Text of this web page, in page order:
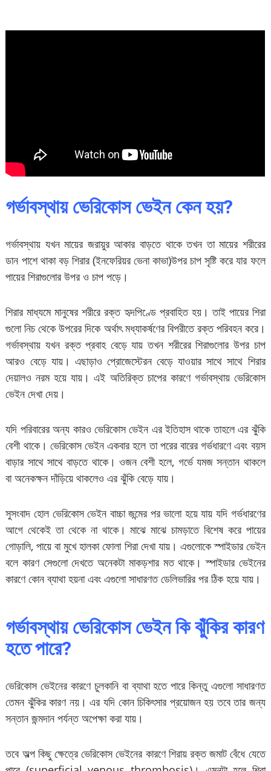
গর্ভাবস্থায় ভেরিকোস ভেইন কেন হয়?
গর্ভাবস্থায় যখন মায়ের জরায়ুর আকার বাড়তে থাকে তখন তা মায়ের শরীরের
ডান পাশে থাকা বড় শিরার (ইনফেরিয়র ভেনা কাভা)উপর চাপ সৃষ্টি করে যার ফলে
পায়ের শিরাগুলোর উপর ও চাপ পড়ে।
শিরার মাধ্যমে মানুষের শরীরে রক্ত হৃদপিণ্ডে প্রবাহিত হয়। তাই পায়ের শিরা
গুলো নিচ থেকে উপরের দিকে অর্থাৎ মধ্যাকর্ষণের বিপরীতে রক্ত পরিবহন করে।
গর্ভাবস্থায় যখন রক্ত প্রবাহ বেড়ে যায় তখন শরীরের শিরাগুলোর উপর চাপ
আরও বেড়ে যায়। এছাড়াও প্রোজেস্টেরন বেড়ে যাওয়ার সাথে সাথে শিরার
দেয়ালও নরম হয়ে যায়। এই অতিরিক্ত চাপের কারণে গর্ভাবস্থায় ভেরিকোস
ভেইন দেখা দেয়।
যদি পরিবারের অন্য কারও ভেরিকোস ভেইন এর ইতিহাস থাকে তাহলে এর ঝুঁকি
বেশী থাকে। ভেরিকোস ভেইন একবার হলে তা পরের বারের গর্ভধারণে এবং বয়স
বাড়ার সাথে সাথে বাড়তে থাকে। ওজন বেশী হলে, গর্ভে যমজ সন্তান থাকলে
বা অনেকক্ষন দাঁড়িয়ে থাকলেও এর ঝুঁকি বেড়ে যায়।
সুসংবাদ হোল ভেরিকোস ভেইন বাচ্চা জন্মের পর ভালো হয়ে যায় যদি গর্ভধারণের
আগে থেকেই তা থেকে না থাকে। মাঝে মাঝে চামড়াতে বিশেষ করে পায়ের
গোড়ালি, পায়ে বা মুখে হালকা ফোলা শিরা দেখা যায়। এগুলোকে স্পাইডার ভেইন
বলে কারণ সেগুলো দেখতে অনেকটা মাকড়শার মত থাকে। স্পাইডার ভেইনের
কারণে কোন ব্যাথা হয়না এবং এগুলো সাধারণত ডেলিভারির পর ঠিক হয়ে যায়।
গর্ভাবস্থায় ভেরিকোস ভেইন কি ঝুঁকির কারণ
হতে পারে?
ভেরিকোস ভেইনের কারণে চুলকানি বা ব্যাথা হতে পারে কিন্তু এগুলো সাধারণত
তেমন ঝুঁকির কারণ নয়। এর যদি কোন চিকিৎসার প্রয়োজন হয় তবে তার জন্য
সন্তান জন্মদান পর্যন্ত অপেক্ষা করা যায়।
তবে অল্প কিছু ক্ষেত্রে ভেরিকোস ভেইনের কারণে শিরায় রক্ত জমাট বেঁধে যেতে